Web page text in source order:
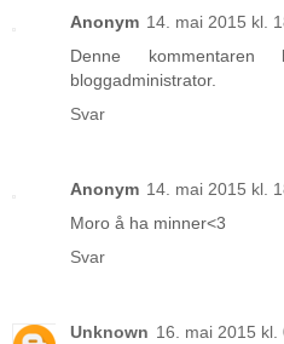
Anonym 14. mai 2015 kl.
Denne
bloggadministrator.
Svar
Anonym 14. mai 2015 kl.
Moro å ha minner<3
Svar
Unknown 16. mai 2015 kl.